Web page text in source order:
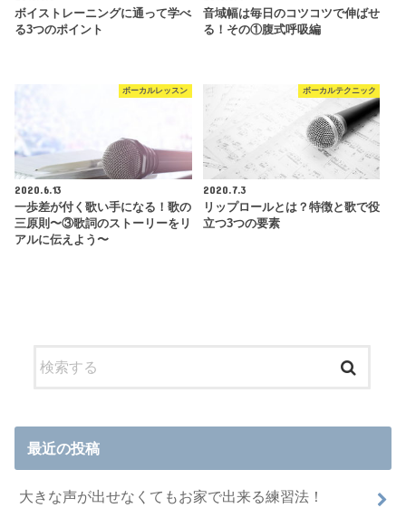
ボイストレーニングに通って学べ
る3つのポイント
音域幅は毎日のコツコツで伸ばせ
る！その①腹式呼吸編
ボーカルレッスン
2020.6.13
一歩差が付く歌い手になる！歌の
三原則〜③歌詞のストーリーをリ
アルに伝えよう〜
ボーカルテクニック
2020.7.3
リップロールとは？特徴と歌で役
立つ3つの要素
最近の投稿
大きな声が出せなくてもお家で出来る練習法！